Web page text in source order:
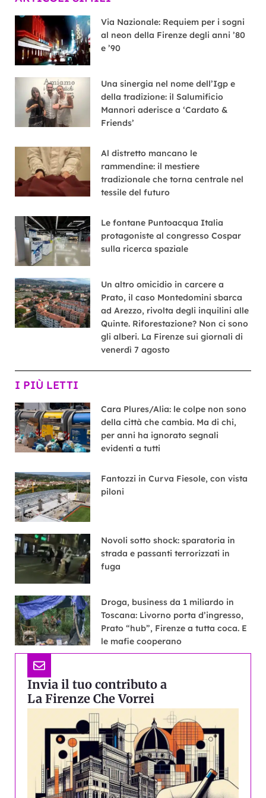
Via Nazionale: Requiem per i sogni
al neon della Firenze degli anni ’80
e ’90
Una sinergia nel nome dell’Igp e
della tradizione: il Salumificio
Mannori aderisce a ‘Cardato &
Friends’
Al distretto mancano le
rammendine: il mestiere
tradizionale che torna centrale nel
tessile del futuro
Le fontane Puntoacqua Italia
protagoniste al congresso Cospar
sulla ricerca spaziale
Un altro omicidio in carcere a
Prato, il caso Montedomini sbarca
ad Arezzo, rivolta degli inquilini alle
Quinte. Riforestazione? Non ci sono
gli alberi. La Firenze sui giornali di
venerdì 7 agosto
I PIÙ LETTI
Cara Plures/Alia: le colpe non sono
della città che cambia. Ma di chi,
per anni ha ignorato segnali
evidenti a tutti
Fantozzi in Curva Fiesole, con vista
piloni
Novoli sotto shock: sparatoria in
strada e passanti terrorizzati in
fuga
Droga, business da 1 miliardo in
Toscana: Livorno porta d’ingresso,
Prato “hub”, Firenze a tutta coca. E
le mafie cooperano
Invia il tuo contributo a
La Firenze Che Vorrei